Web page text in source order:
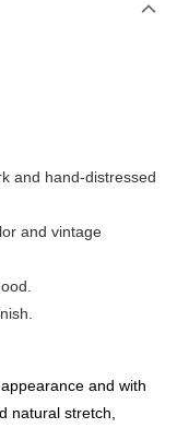
and hand-distressed
and vintage
and with
natural stretch,